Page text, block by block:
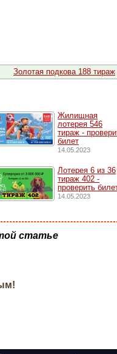
Золотая подкова 188 тираж
Жилищная
лотерея 546
тираж -
билет
14.05.2023
Лотерея 6 из 36
тираж 402 -
проверить
14.05.2023
статье